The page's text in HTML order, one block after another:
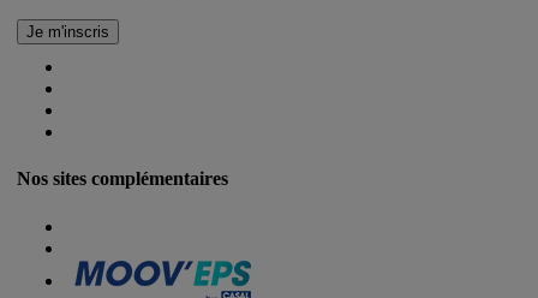
Nos sites complémentaires